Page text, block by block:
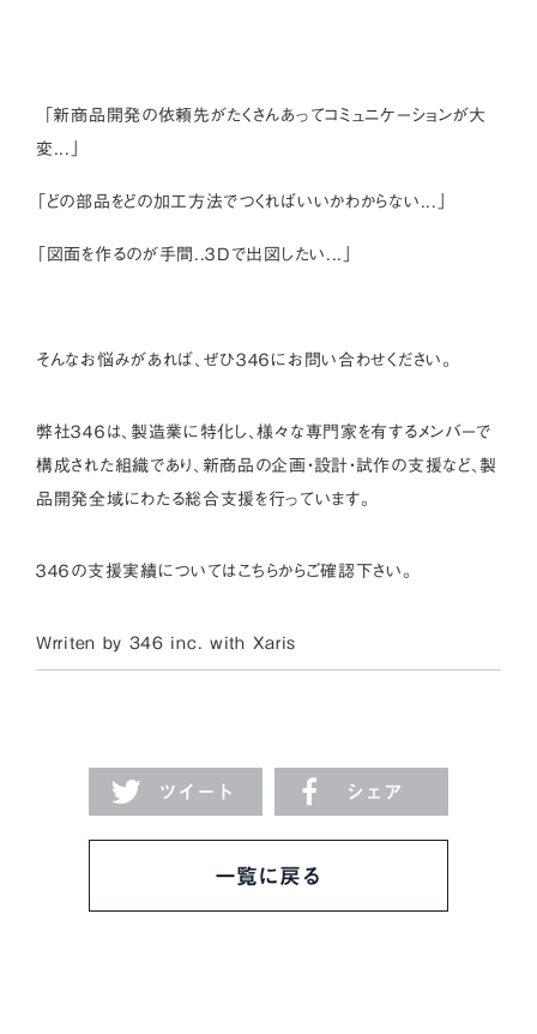
「新商品開発の依頼先がたくさんあってコミュニケーションが大
変...」
「どの部品をどの加工方法でつくればいいかわからない...」
「図面を作るのが手間..３Dで出図したい...」
そんなお悩みがあれば、ぜひ３４６にお問い合わせください。
弊社３４６は、製造業に特化し、様々な専門家を有するメンバーで
構成された組織であり、新商品の企画・設計・試作の支援など、製
品開発全域にわたる総合支援を行っています。
３４６の支援実績についてはこちらからご確認下さい。
Wrriten by 346 inc. with Xaris
ツイート シェア
一覧に戻る